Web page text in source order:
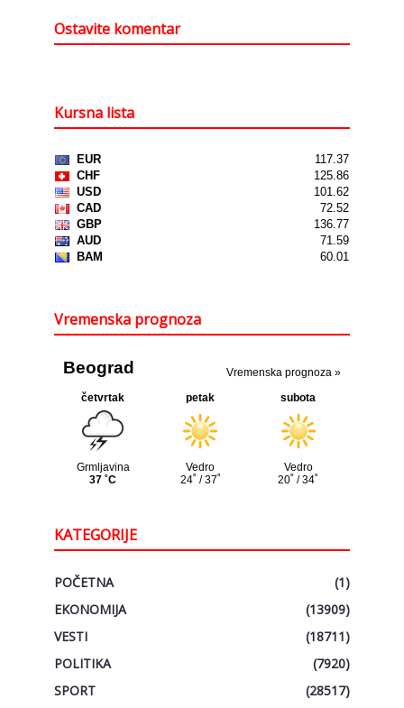
Ostavite komentar
Kursna lista
Vremenska prognoza
KATEGORIJE
POČETNA
(1)
EKONOMIJA
(13909)
VESTI
(18711)
POLITIKA
(7920)
SPORT
(28517)